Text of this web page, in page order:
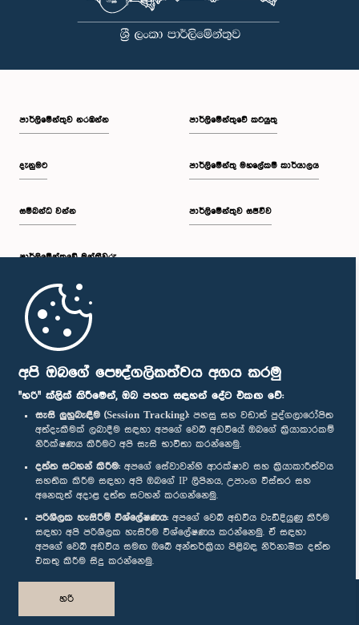
අපි ඔබගේ පෞද්ගලිකත්වය අගය කරමු
"හරි" ක්ලික් කිරීමෙන්, ඔබ පහත සඳහන් දේට එකඟ වේ:
සැසි ලුහුබැඳීම (Session Tracking): පහසු සහ වඩාත් පුද්ගලාරෝපිත
අත්දැකීමක් ලබාදීම සඳහා අපගේ වෙබ් අඩවියේ ඔබගේ ක්‍රියාකාරකම්
නිරීක්ෂණය කිරීමට අපි සැසි භාවිතා කරන්නෙමු.
දත්ත සටහන් කිරීම: අපගේ සේවාවන්හි ආරක්ෂාව සහ ක්‍රියාකාරීත්වය
සහතික කිරීම සඳහා අපි ඔබගේ IP ලිපිනය, උපාංග විස්තර සහ
අනෙකුත් අදාළ දත්ත සටහන් කරගන්නෙමු.
පරිශීලක හැසිරීම් විශ්ලේෂණය: අපගේ වෙබ් අඩවිය වැඩිදියුණු කිරීම
සඳහා අපි පරිශීලක හැසිරීම විශ්ලේෂණය කරන්නෙමු. ඒ සඳහා
අපගේ වෙබ් අඩවිය සමඟ ඔබේ අන්තර්ක්‍රියා පිළිබඳ නිර්නාමික දත්ත
එකතු කිරීම සිදු කරන්නෙමු.
හරි
පාර්ලි‌මේන්තුව නරඹන්න
දැනුමට
සම්බන්ධ වන්න
පාර්ලි‌මේන්තුවේ මන්ත්‍රීවරු
මුල් පිටුව
පාර්ලිමේන්තුවේ කටයුතු
පාර්ලිමේන්තු මහලේකම් කාර්යාලය
පාර්ලිමේන්තුව සජීවීව
පාර්ලිමේන්තු ජංගම යෙදුම
අප හා සම්බන්ධ වී සිටින්න :
සම්මාන
පෞද්ගලිකත්ව ප්‍රතිපත්තිය